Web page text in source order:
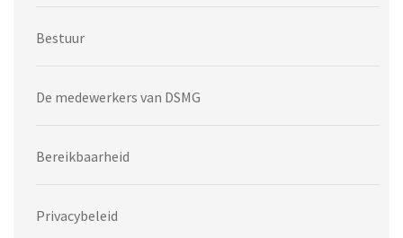
Bestuur
De medewerkers van DSMG
Bereikbaarheid
Privacybeleid